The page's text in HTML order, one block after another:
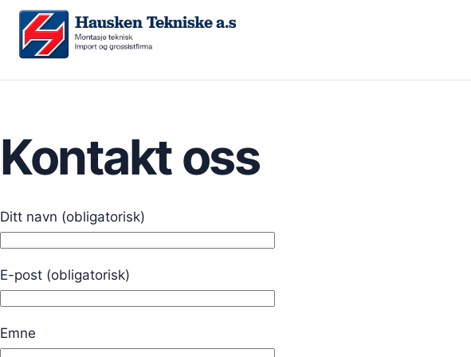
Kontakt oss
Ditt navn (obligatorisk)
E-post (obligatorisk)
Emne